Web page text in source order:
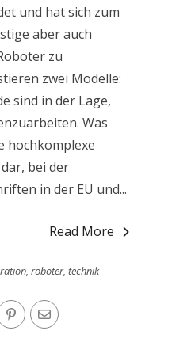
und hat sich zum
aber auch
zu
zwei Modelle:
sind in der Lage,
Was
hochkomplexe
bei der
in der EU und...
Read More
,roboter,technik